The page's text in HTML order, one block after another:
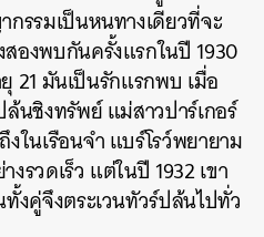
รรมเป็นหนทางเดียวที่จะ
องพบกันครั้งแรกในปี 1930
21 มันเป็นรักแรกพบ เมื่อ
นชิงทรัพย์ แม่สาวปาร์เกอร์
ในเรือนจำ แบร์โรว์พยายาม
รวดเร็ว แต่ในปี 1932 เขา
งคู่จึงตระเวนทัวร์ปล้นไปทั่ว